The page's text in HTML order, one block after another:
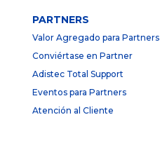
PARTNERS
Valor Agregado para Partners
Conviértase en Partner
Adistec Total Support
Eventos para Partners
Atención al Cliente